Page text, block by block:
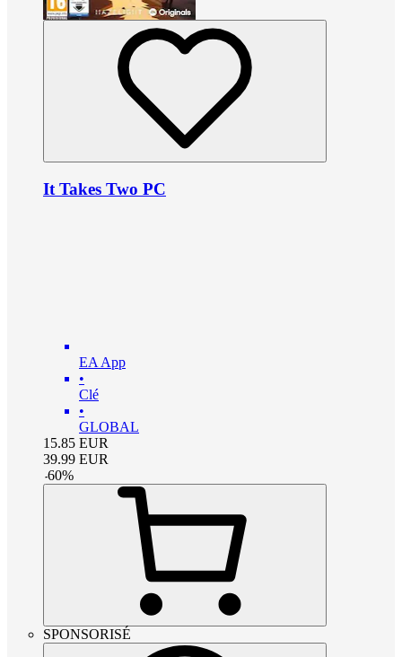
It Takes Two PC
EA App
•
Clé
•
GLOBAL
15.85 EUR
39.99 EUR
-60%
SPONSORISÉ